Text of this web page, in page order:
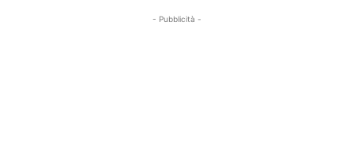
- Pubblicità -